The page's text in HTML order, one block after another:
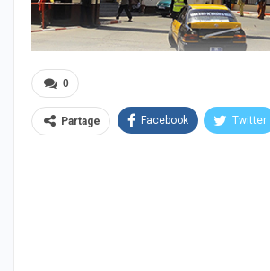
0
Partage Facebook Twitter